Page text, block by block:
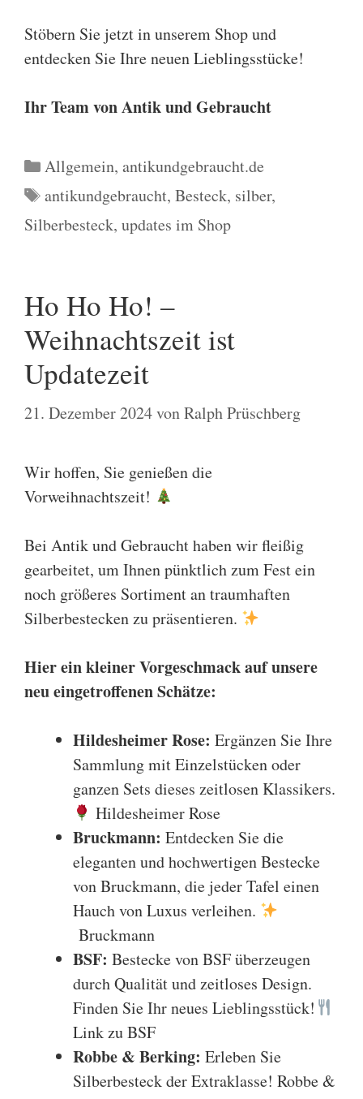
Stöbern Sie jetzt in unserem Shop und
entdecken Sie Ihre neuen Lieblingsstücke!
Ihr Team von Antik und Gebraucht
Kategorien
Allgemein, antikundgebraucht.de
Schlagwörter
antikundgebraucht, Besteck, silber,
Silberbesteck, updates im Shop
Ho Ho Ho! –
Weihnachtszeit ist
Updatezeit
21. Dezember 2024vonRalph Prüschberg
Wir hoffen, Sie genießen die
Vorweihnachtszeit!
Bei Antik und Gebraucht haben wir fleißig
gearbeitet, um Ihnen pünktlich zum Fest ein
noch größeres Sortiment an traumhaften
Silberbestecken zu präsentieren.
Hier ein kleiner Vorgeschmack auf unsere
neu eingetroffenen Schätze:
Hildesheimer Rose: Ergänzen Sie Ihre
Sammlung mit Einzelstücken oder
ganzen Sets dieses zeitlosen Klassikers.
Hildesheimer Rose
Bruckmann: Entdecken Sie die
eleganten und hochwertigen Bestecke
von Bruckmann, die jeder Tafel einen
Hauch von Luxus verleihen.
Bruckmann
BSF: Bestecke von BSF überzeugen
durch Qualität und zeitloses Design.
Finden Sie Ihr neues Lieblingsstück!
Link zu BSF
Robbe & Berking: Erleben Sie
Silberbesteck der Extraklasse! Robbe &